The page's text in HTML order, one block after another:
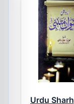
Urdu Sharh